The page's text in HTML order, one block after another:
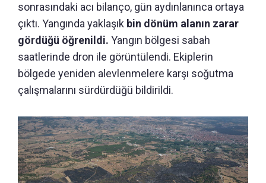
sonrasındaki acı bilanço, gün aydınlanınca ortaya
çıktı. Yangında yaklaşık bin dönüm alanın zarar
gördüğü öğrenildi. Yangın bölgesi sabah
saatlerinde dron ile görüntülendi. Ekiplerin
bölgede yeniden alevlenmelere karşı soğutma
çalışmalarını sürdürdüğü bildirildi.